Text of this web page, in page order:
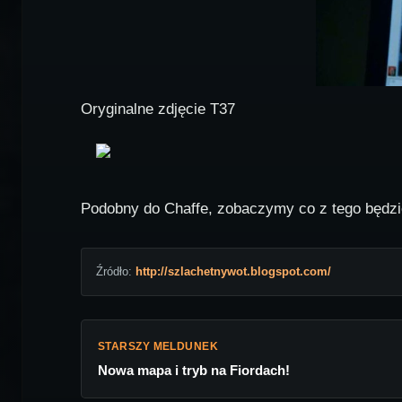
Oryginalne zdjęcie T37
Podobny do Chaffe, zobaczymy co z tego
Źródło: http://szlachetnywot.blogspot.com/
STARSZY MELDUNEK
Nowa mapa i tryb na Fiordach!